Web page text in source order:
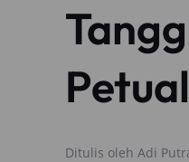
Ditulis oleh Adi